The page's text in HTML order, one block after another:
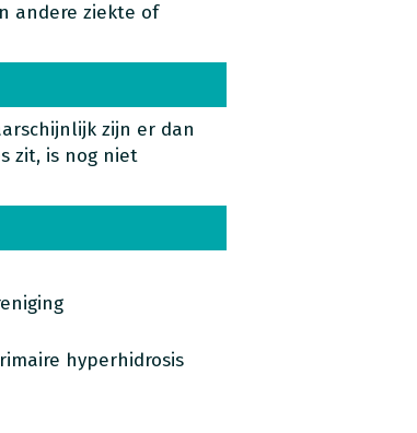
andere ziekte of
zijn er dan
zit, is nog niet
hyperhidrosis